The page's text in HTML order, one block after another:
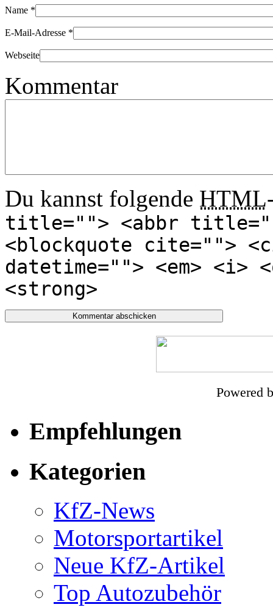
Name *
E-Mail-Adresse *
Webseite
Kommentar
Du kannst folgende HTML
title=""> <abbr
<blockquote cite="">
datetime=""> <em>
<strong>
Powered
Empfehlungen
Kategorien
KfZ-News
Motorsportartikel
Neue KfZ-Artikel
Top Autozubehör